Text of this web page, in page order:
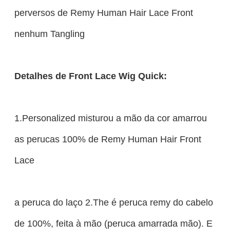
perversos de Remy Human Hair Lace Front
nenhum Tangling
Detalhes de Front Lace Wig Quick:
1.Personalized misturou a mão da cor amarrou
as perucas 100% de Remy Human Hair Front
Lace
a peruca do laço 2.The é peruca remy do cabelo
de 100%, feita à mão (peruca amarrada mão). E